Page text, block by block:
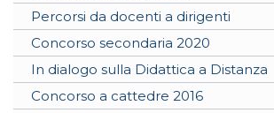
Percorsi da docenti a dirigenti
Concorso secondaria 2020
In dialogo sulla Didattica a Distanza
Concorso a cattedre 2016